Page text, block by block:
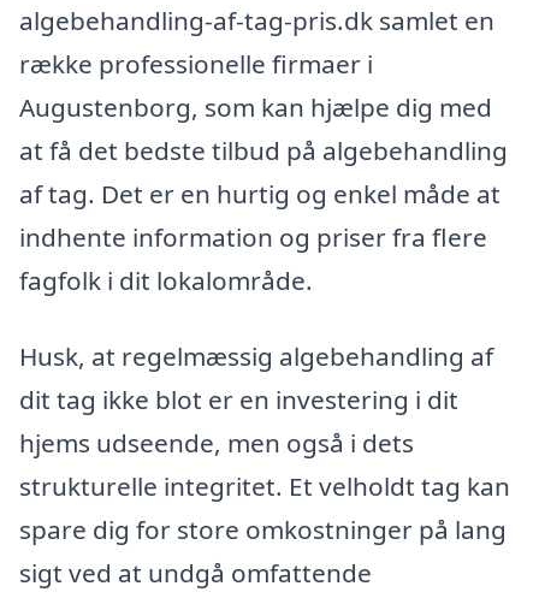
algebehandling-af-tag-pris.dk samlet en
række professionelle firmaer i
Augustenborg, som kan hjælpe dig med
at få det bedste tilbud på algebehandling
af tag. Det er en hurtig og enkel måde at
indhente information og priser fra flere
fagfolk i dit lokalområde.
Husk, at regelmæssig algebehandling af
dit tag ikke blot er en investering i dit
hjems udseende, men også i dets
strukturelle integritet. Et velholdt tag kan
spare dig for store omkostninger på lang
sigt ved at undgå omfattende